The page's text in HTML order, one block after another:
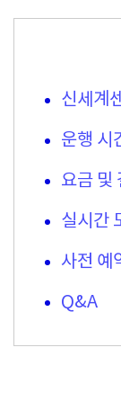
신세계
운행 시
요금 및
실시간
사전 예
Q&A